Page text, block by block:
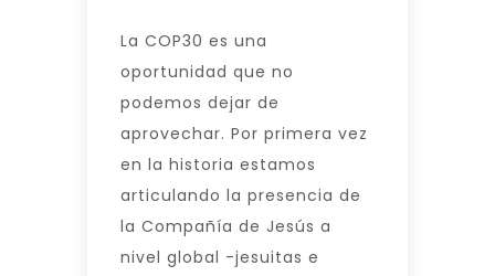
La COP30 es una
oportunidad que no
podemos dejar de
aprovechar. Por primera vez
en la historia estamos
articulando la presencia de
la Compañía de Jesús a
nivel global -jesuitas e